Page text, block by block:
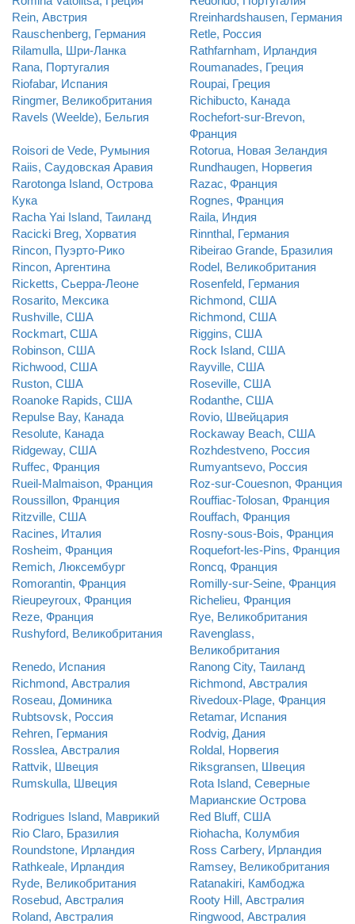
Rein, Австрия
Rreinhardshausen, Германия
Rauschenberg, Германия
Retle, Россия
Rilamulla, Шри-Ланка
Rathfarnham, Ирландия
Rana, Португалия
Roumanades, Греция
Riofabar, Испания
Roupai, Греция
Ringmer, Великобритания
Richibucto, Канада
Ravels (Weelde), Бельгия
Rochefort-sur-Brevon,
Франция
Roisori de Vede, Румыния
Rotorua, Новая Зеландия
Raiis, Саудовская Аравия
Rundhaugen, Норвегия
Rarotonga Island, Острова
Кука
Razac, Франция
Rognes, Франция
Racha Yai Island, Таиланд
Raila, Индия
Racicki Breg, Хорватия
Rinnthal, Германия
Rincon, Пуэрто-Рико
Ribeirao Grande, Бразилия
Rincon, Аргентина
Rodel, Великобритания
Ricketts, Сьерра-Леоне
Rosenfeld, Германия
Rosarito, Мексика
Richmond, США
Rushville, США
Richmond, США
Rockmart, США
Riggins, США
Robinson, США
Rock Island, США
Richwood, США
Rayville, США
Ruston, США
Roseville, США
Roanoke Rapids, США
Rodanthe, США
Repulse Bay, Канада
Rovio, Швейцария
Resolute, Канада
Rockaway Beach, США
Ridgeway, США
Rozhdestveno, Россия
Ruffec, Франция
Rumyantsevo, Россия
Rueil-Malmaison, Франция
Roz-sur-Couesnon, Франция
Roussillon, Франция
Rouffiac-Tolosan, Франция
Ritzville, США
Rouffach, Франция
Racines, Италия
Rosny-sous-Bois, Франция
Rosheim, Франция
Roquefort-les-Pins, Франция
Remich, Люксембург
Roncq, Франция
Romorantin, Франция
Romilly-sur-Seine, Франция
Rieupeyroux, Франция
Richelieu, Франция
Reze, Франция
Rye, Великобритания
Rushyford, Великобритания
Ravenglass,
Великобритания
Renedo, Испания
Ranong City, Таиланд
Richmond, Австралия
Richmond, Австралия
Roseau, Доминика
Rivedoux-Plage, Франция
Rubtsovsk, Россия
Retamar, Испания
Rehren, Германия
Rodvig, Дания
Rosslea, Австралия
Roldal, Норвегия
Rattvik, Швеция
Riksgransen, Швеция
Rumskulla, Швеция
Rota Island, Северные
Марианские Острова
Rodrigues Island, Маврикий
Red Bluff, США
Rio Claro, Бразилия
Riohacha, Колумбия
Roundstone, Ирландия
Ross Carbery, Ирландия
Rathkeale, Ирландия
Ramsey, Великобритания
Ryde, Великобритания
Ratanakiri, Камбоджа
Rosebud, Австралия
Rooty Hill, Австралия
Roland, Австралия
Ringwood, Австралия